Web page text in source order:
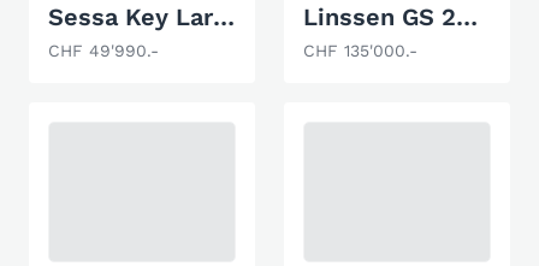
Sessa Key Largo 27
CHF 49'990.-
Linssen GS 25.9
CHF 135'000.-